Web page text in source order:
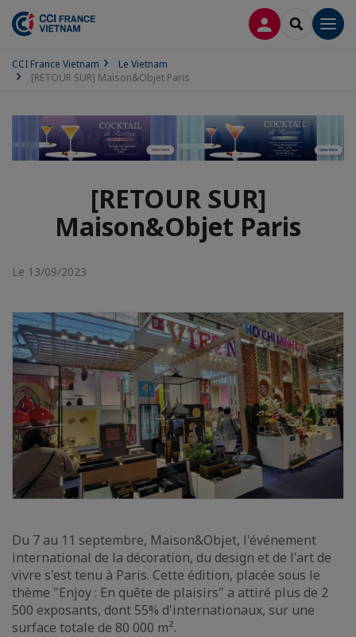
CONNEXION
CCI France Vietnam
Le Vietnam
[RETOUR SUR] Maison&Objet Paris
[RETOUR SUR]
Maison&Objet Paris
Le 13/09/2023
Du 7 au 11 septembre, Maison&Objet, l'événement
international de la décoration, du design et de l'art de
vivre s'est tenu à Paris. Cette édition, placée sous le
thème "Enjoy : En quête de plaisirs" a attiré plus de 2
500 exposants, dont 55% d'internationaux, sur une
surface totale de 80 000 m².